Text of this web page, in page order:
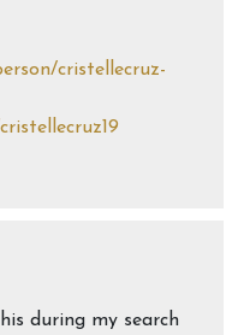
cristellecruz-
during my search